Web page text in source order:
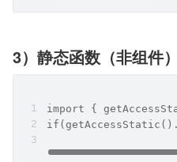
3）静态函数（非组件）
import {